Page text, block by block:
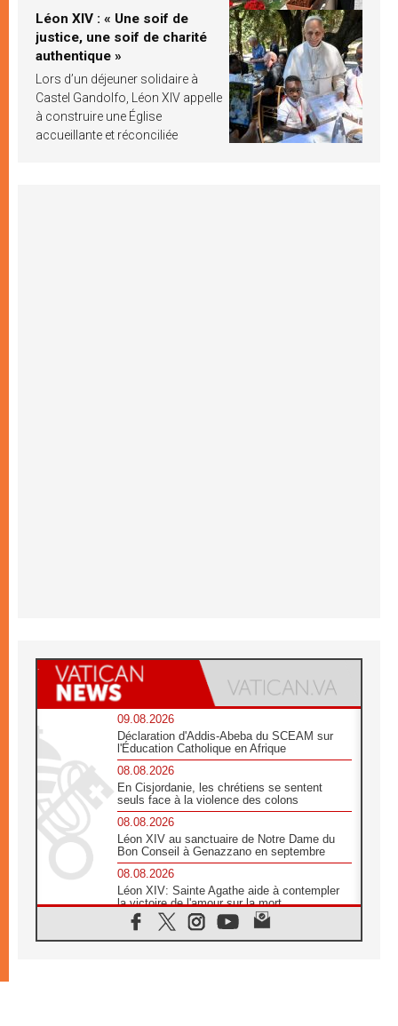
Léon XIV : « Une soif de
justice, une soif de charité
authentique »
Lors d’un déjeuner solidaire à
Castel Gandolfo, Léon XIV appelle
à construire une Église
accueillante et réconciliée
09.08.2026
Déclaration d'Addis-Abeba du SCEAM sur
l'Éducation Catholique en Afrique
08.08.2026
En Cisjordanie, les chrétiens se sentent
seuls face à la violence des colons
08.08.2026
Léon XIV au sanctuaire de Notre Dame du
Bon Conseil à Genazzano en septembre
08.08.2026
Léon XIV: Sainte Agathe aide à contempler
la victoire de l'amour sur la mort
08.08.2026
«Relancer l'empathie», le projet Triennal d'art